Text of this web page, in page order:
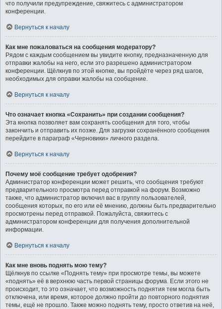
что получили предупреждение, свяжитесь с администратором
конференции.
Вернуться к началу
Как мне пожаловаться на сообщения модератору?
Рядом с каждым сообщением вы увидите кнопку, предназначенную для
отправки жалобы на него, если это разрешено администратором
конференции. Щёлкнув по этой кнопке, вы пройдёте через ряд шагов,
необходимых для оправки жалобы на сообщение.
Вернуться к началу
Что означает кнопка «Сохранить» при создании сообщения?
Эта кнопка позволяет вам сохранять сообщения для того, чтобы
закончить и отправить их позже. Для загрузки сохранённого сообщения
перейдите в параграф «Черновики» личного раздела.
Вернуться к началу
Почему моё сообщение требует одобрения?
Администратор конференции может решить, что сообщения требуют
предварительного просмотра перед отправкой на форум. Возможно
также, что администратор включил вас в группу пользователей,
сообщения которых, по его или её мнению, должны быть предварительно
просмотрены перед отправкой. Пожалуйста, свяжитесь с
администратором конференции для получения дополнительной
информации.
Вернуться к началу
Как мне вновь поднять мою тему?
Щёлкнув по ссылке «Поднять тему» при просмотре темы, вы можете
«поднять» её в верхнюю часть первой страницы форума. Если этого не
происходит, то это означает, что возможность поднятия тем могла быть
отключена, или время, которое должно пройти до повторного поднятия
темы, ещё не прошло. Также можно поднять тему, просто ответив на неё,